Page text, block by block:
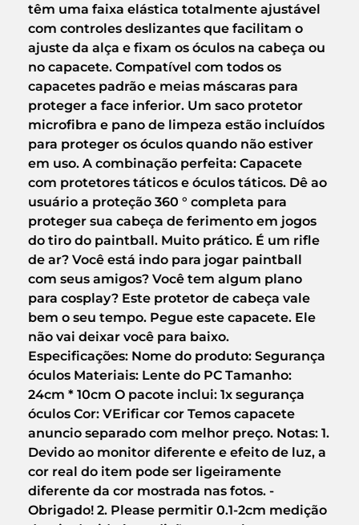
têm uma faixa elástica totalmente ajustável
com controles deslizantes que facilitam o
ajuste da alça e fixam os óculos na cabeça ou
no capacete. Compatível com todos os
capacetes padrão e meias máscaras para
proteger a face inferior. Um saco protetor
microfibra e pano de limpeza estão incluídos
para proteger os óculos quando não estiver
em uso. A combinação perfeita: Capacete
com protetores táticos e óculos táticos. Dê ao
usuário a proteção 360 ° completa para
proteger sua cabeça de ferimento em jogos
do tiro do paintball. Muito prático. É um rifle
de ar? Você está indo para jogar paintball
com seus amigos? Você tem algum plano
para cosplay? Este protetor de cabeça vale
bem o seu tempo. Pegue este capacete. Ele
não vai deixar você para baixo.
Especificações: Nome do produto: Segurança
óculos Materiais: Lente do PC Tamanho:
24cm * 10cm O pacote inclui: 1x segurança
óculos Cor: VErificar cor Temos capacete
anuncio separado com melhor preço. Notas: 1.
Devido ao monitor diferente e efeito de luz, a
cor real do item pode ser ligeiramente
diferente da cor mostrada nas fotos. -
Obrigado! 2. Please permitir 0.1-2cm medição